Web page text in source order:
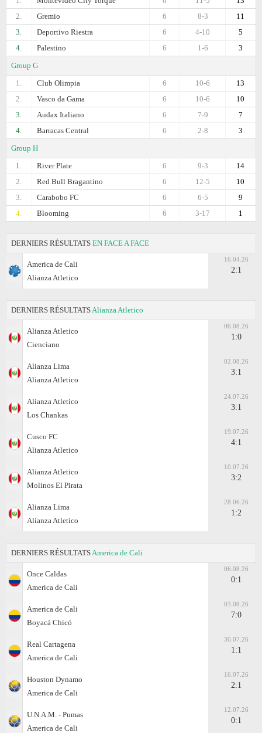
2.
Gremio 11
8-3
6
3.
Deportivo Riestra 5
4-10
6
4.
Palestino 3
1-6
6
Group G
1.
Club Olimpia 13
10-6
6
2.
Vasco da Gama 10
10-6
6
3.
Audax Italiano 7
7-9
6
4.
Barracas Central 3
2-8
6
Group H
1.
River Plate 14
9-3
6
2.
Red Bull Bragantino 10
12-5
6
3.
Carabobo FC 9
6-5
6
4.
Blooming 1
3-17
6
DERNIERS RÉSULTATS EN FACE A FACE
America de Cali
Alianza Atletico
16.04.26
2:1
DERNIERS RÉSULTATS Alianza Atletico
Alianza Atletico
Cienciano
06.08.26
1:0
Alianza Lima
Alianza Atletico
02.08.26
3:1
Alianza Atletico
Los Chankas
24.07.26
3:1
Cusco FC
Alianza Atletico
19.07.26
4:1
Alianza Atletico
Molinos El Pirata
10.07.26
3:2
Alianza Lima
Alianza Atletico
28.06.26
1:2
DERNIERS RÉSULTATS America de Cali
Once Caldas
America de Cali
06.08.26
0:1
America de Cali
Boyacá Chicó
03.08.26
7:0
Real Cartagena
America de Cali
30.07.26
1:1
Houston Dynamo
America de Cali
16.07.26
2:1
U.N.A.M. - Pumas
America de Cali
12.07.26
0:1